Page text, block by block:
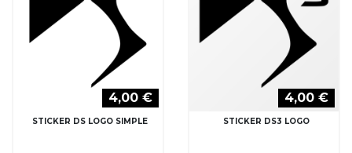
4,00 €
STICKER DS LOGO SIMPLE
4,00 €
STICKER DS3 LOGO